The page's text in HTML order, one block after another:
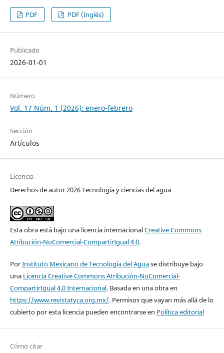
PDF PDF (Inglés)
Publicado
2026-01-01
Número
Vol. 17 Núm. 1 (2026): enero-febrero
Sección
Artículos
Licencia
Derechos de autor 2026 Tecnología y ciencias del agua
Esta obra está bajo una licencia internacionalCreative Commons
Atribución-NoComercial-CompartirIgual 4.0.
PorInstituto Mexicano de Tecnología del Aguase distribuye bajo
una Licencia Creative Commons Atribución-NoComercial-
CompartirIgual 4.0 Internacional. Basada en una obra en
https://www.revistatyca.org.mx/. Permisos que vayan más allá de lo
cubierto por esta licencia pueden encontrarse en Política editorial
Cómo citar